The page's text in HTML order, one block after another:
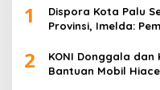
1
Dispora Kota Palu
Provinsi, Imelda:
2
KONI Donggala dan
Bantuan Mobil